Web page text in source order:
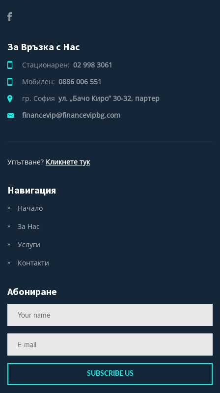
За Връзка с Нас
Стационарен: 02 998 3061
Мобилен: 0886 006 551
гр. София ул. „Бачо Киро” 30-32, партер
financevip@financevipbg.com
Упътване? Кликнете тук
Навигация
Начало
За Нас
Услуги
Контакти
Абониране
SUBSCRIBE US